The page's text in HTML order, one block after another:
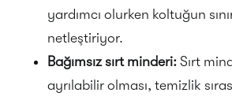
yardımcı olurken koltuğun
netleştiriyor.
Bağımsız sırt minderi: Sırt
ayrılabilir olması, temizlik